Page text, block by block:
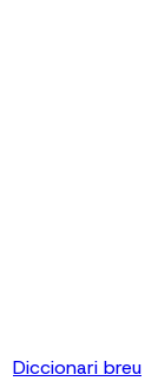
Diccionari breu